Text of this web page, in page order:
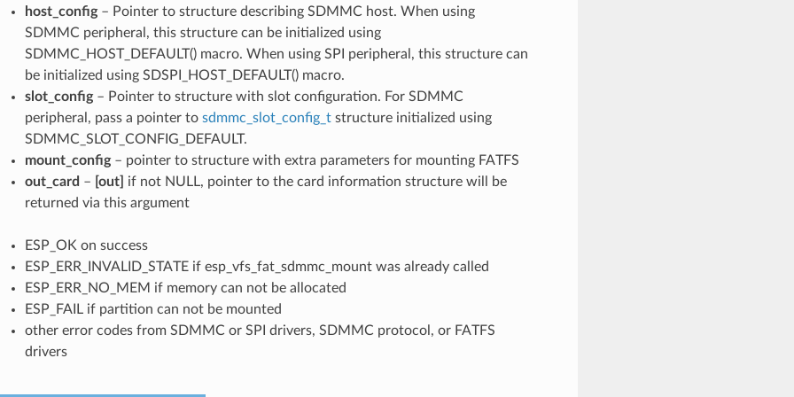
host_config– Pointer to structure describing SDMMC host. When using
SDMMC peripheral, this structure can be initialized using
SDMMC_HOST_DEFAULT() macro. When using SPI peripheral, this structure can
be initialized using SDSPI_HOST_DEFAULT() macro.
slot_config– Pointer to structure with slot configuration. For SDMMC
peripheral, pass a pointer to sdmmc_slot_config_tstructure initialized using
SDMMC_SLOT_CONFIG_DEFAULT.
mount_config– pointer to structure with extra parameters for mounting FATFS
out_card – [out]
if not NULL, pointer to the card information structure will be
returned via this argument
ESP_OK on success
ESP_ERR_INVALID_STATE if esp_vfs_fat_sdmmc_mount was already called
ESP_ERR_NO_MEM if memory can not be allocated
ESP_FAIL if partition can not be mounted
other error codes from SDMMC or SPI drivers, SDMMC protocol, or FATFS
drivers